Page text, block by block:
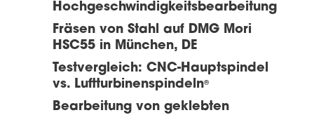
Hochgeschwindigkeitsbearbeitung
Fräsen von Stahl auf DMG Mori
HSC55 in München, DE
Testvergleich: CNC-Hauptspindel
vs. Luftturbinenspindeln®
Bearbeitung von geklebten